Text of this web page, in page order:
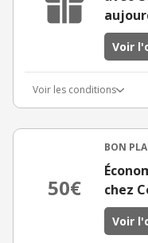
Voir
Voir les conditions
50€
BON
chez
Voir